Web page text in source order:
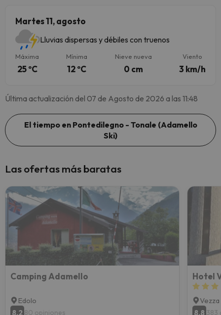
Martes 11, agosto
Lluvias dispersas y débiles con truenos
Máxima
25 ºC
Mínima
12 ºC
Nieve nueva
0 cm
Viento
3 km/h
Última actualización del 07 de Agosto de 2026 a las 11:48
El tiempo en Pontedilegno - Tonale (Adamello
Ski)
Las ofertas más baratas
Camping Adamello
Edolo
8.2 80 opiniones
Hotel
8.8 383